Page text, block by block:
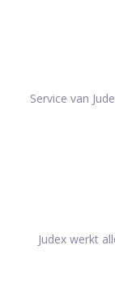
Service van
Judex werkt